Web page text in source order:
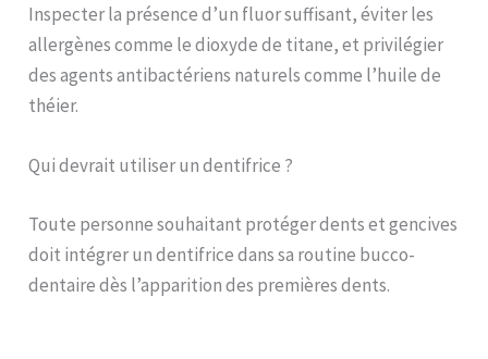
Inspecter la présence d’un fluor suffisant, éviter les
allergènes comme le dioxyde de titane, et privilégier
des agents antibactériens naturels comme l’huile de
théier.
Qui devrait utiliser un dentifrice ?
Toute personne souhaitant protéger dents et gencives
doit intégrer un dentifrice dans sa routine bucco-
dentaire dès l’apparition des premières dents.